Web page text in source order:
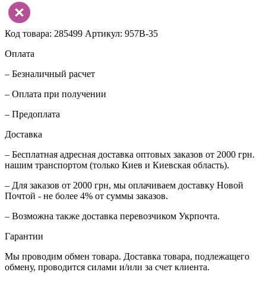
Код товара: 285499 Артикул: 957B-35
Оплата
– Безналичный расчет
– Оплата при получении
– Предоплата
Доставка
– Бесплатная адресная доставка оптовых заказов от 2000 грн.
нашим транспортом (только Киев и Киевская область).
– Для заказов от 2000 грн, мы оплачиваем доставку Новой
Почтой - не более 4% от суммы заказов.
– Возможна также доставка перевозчиком Укрпочта.
Гарантии
Мы проводим обмен товара. Доставка товара, подлежащего
обмену, проводится силами и/или за счет клиента.